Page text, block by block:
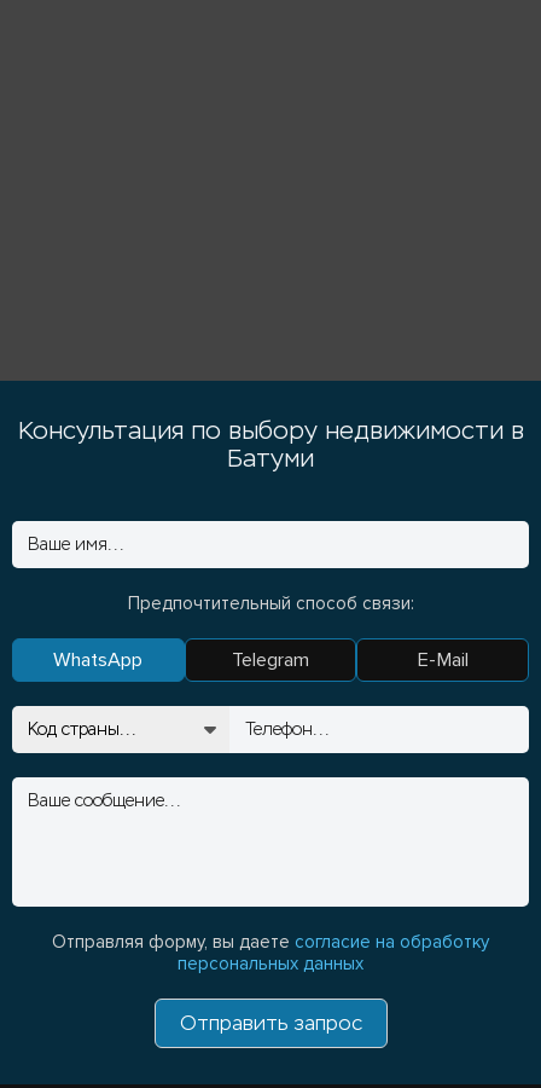
Консультация по выбору недвижимости в
Батуми
Предпочтительный способ связи:
WhatsApp Telegram E-Mail
Отправляя форму, вы даете согласие на обработку
персональных данных
Отправить запрос